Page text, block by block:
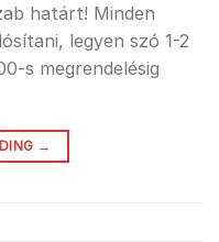
határt! Minden
legyen szó 1-2
s megrendelésig
→